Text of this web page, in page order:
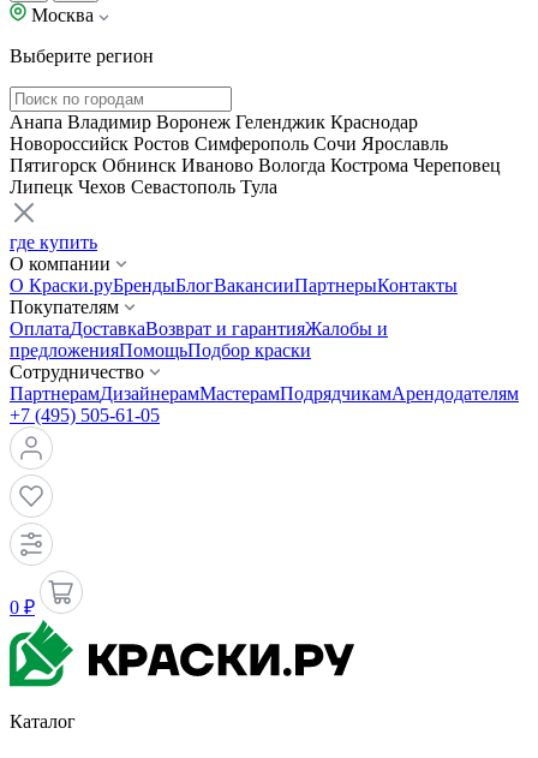
Москва
Выберите регион
Анапа Владимир Воронеж Геленджик Краснодар
Новороссийск Ростов Симферополь Сочи Ярославль
Пятигорск Обнинск Иваново Вологда Кострома Череповец
Липецк Чехов Севастополь Тула
где купить
О компании
О Краски.руБрендыБлогВакансииПартнерыКонтакты
Покупателям
ОплатаДоставкаВозврат и гарантияЖалобы и
предложенияПомощьПодбор краски
Сотрудничество
ПартнерамДизайнерамМастерамПодрядчикамАрендодателям
+7 (495) 505-61-05
0 ₽
Каталог